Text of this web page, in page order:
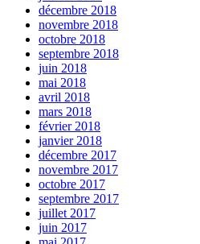
décembre 2018
novembre 2018
octobre 2018
septembre 2018
juin 2018
mai 2018
avril 2018
mars 2018
février 2018
janvier 2018
décembre 2017
novembre 2017
octobre 2017
septembre 2017
juillet 2017
juin 2017